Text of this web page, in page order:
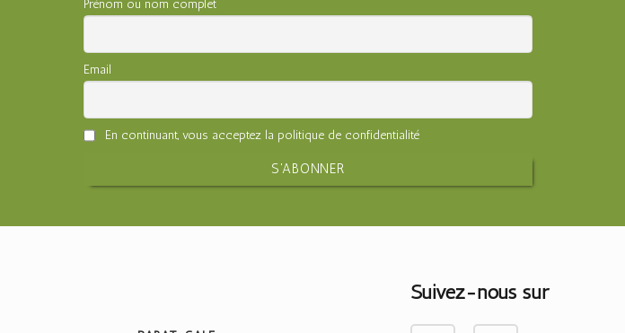
Prénom ou nom complet
Email
En continuant, vous acceptez la politique de confidentialité
Suivez-nous sur